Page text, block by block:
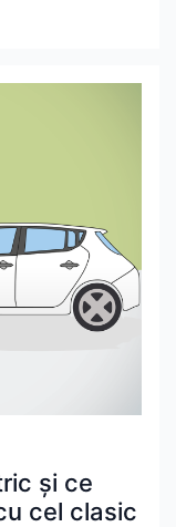
și ce
cel clasic